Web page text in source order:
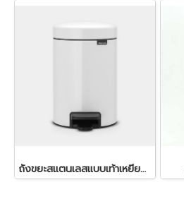
ถังขยะสแตนเลสแบบเท้าเหยียบ soft closure สีขาว ขนาด 3 ลิตร